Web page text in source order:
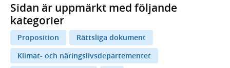
Sidan är uppmärkt med följande
kategorier
Proposition
Rättsliga dokument
Klimat- och näringslivsdepartementet